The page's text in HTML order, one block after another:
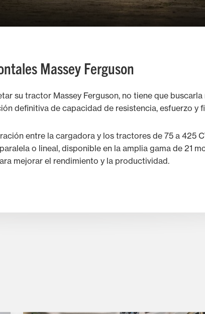
Massey Ferguson
su tractor Massey Ferguson, no tiene que buscarla
definitiva de capacidad de resistencia, esfuerzo y
entre la cargadora y los tractores de 75 a 425
o lineal, disponible en la amplia gama de 21
mejorar el rendimiento y la productividad.